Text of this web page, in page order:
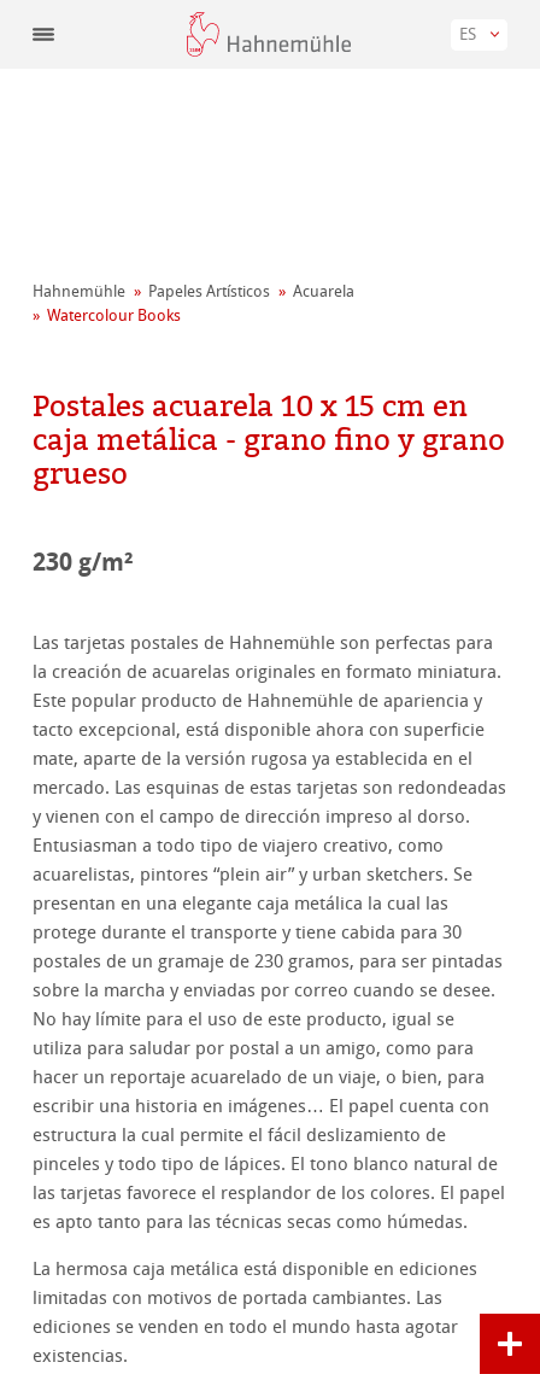
ES
Hahnemühle Papeles Artísticos
Acuarela
Watercolour Books
Postales acuarela 10 x 15 cm en
caja metálica - grano fino y grano
grueso
230 g/m²
Las tarjetas postales de Hahnemühle son perfectas para
la creación de acuarelas originales en formato miniatura.
Este popular producto de Hahnemühle de apariencia y
tacto excepcional, está disponible ahora con superficie
mate, aparte de la versión rugosa ya establecida en el
mercado. Las esquinas de estas tarjetas son redondeadas
y vienen con el campo de dirección impreso al dorso.
Entusiasman a todo tipo de viajero creativo, como
acuarelistas, pintores “plein air” y urban sketchers. Se
presentan en una elegante caja metálica la cual las
protege durante el transporte y tiene cabida para 30
postales de un gramaje de 230 gramos, para ser pintadas
sobre la marcha y enviadas por correo cuando se desee.
No hay límite para el uso de este producto, igual se
utiliza para saludar por postal a un amigo, como para
hacer un reportaje acuarelado de un viaje, o bien, para
escribir una historia en imágenes… El papel cuenta con
estructura la cual permite el fácil deslizamiento de
pinceles y todo tipo de lápices. El tono blanco natural de
las tarjetas favorece el resplandor de los colores. El papel
es apto tanto para las técnicas secas como húmedas.
La hermosa caja metálica está disponible en ediciones
limitadas con motivos de portada cambiantes. Las
ediciones se venden en todo el mundo hasta agotar
existencias.